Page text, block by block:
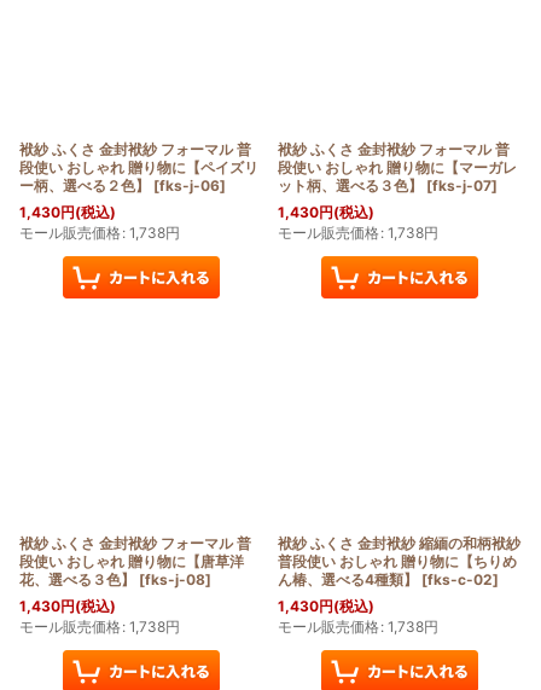
袱紗 ふくさ 金封袱紗 フォーマル 普
段使い おしゃれ 贈り物に【ペイズリ
ー柄、選べる２色】
[fks-j-06]
1,430円(税込)
モール販売価格: 1,738円
袱紗 ふくさ 金封袱紗 フォーマル 普
段使い おしゃれ 贈り物に【マーガレ
ット柄、選べる３色】
[fks-j-07]
1,430円(税込)
モール販売価格: 1,738円
袱紗 ふくさ 金封袱紗 フォーマル 普
段使い おしゃれ 贈り物に【唐草洋
花、選べる３色】
[fks-j-08]
1,430円(税込)
モール販売価格: 1,738円
袱紗 ふくさ 金封袱紗 縮緬の和柄袱紗
普段使い おしゃれ 贈り物に【ちりめ
ん椿、選べる4種類】
[fks-c-02]
1,430円(税込)
モール販売価格: 1,738円